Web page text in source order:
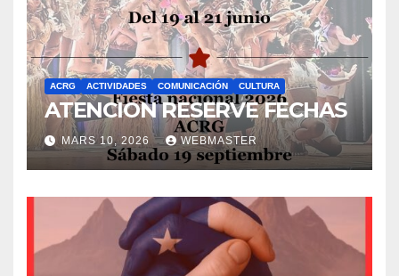
ACRG ACTIVIDADES COMUNICACIÓN CULTURA
ATENCION RESERVE FECHAS
MARS 10, 2026 WEBMASTER